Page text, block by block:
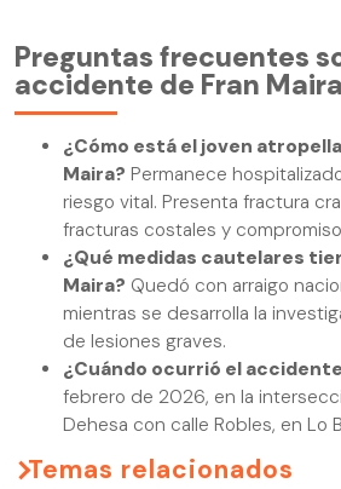
Preguntas frecuentes
accidente de Fran Maira
¿Cómo está el joven
Maira? Permanece
riesgo vital. Presenta fractura
fracturas costales y
¿Qué medidas cautelares
Maira? Quedó con arraigo
mientras se desarrolla la
de lesiones graves.
¿Cuándo ocurrió el
febrero de 2026, en la
Dehesa con calle Robles, en Lo
Temas relacionados